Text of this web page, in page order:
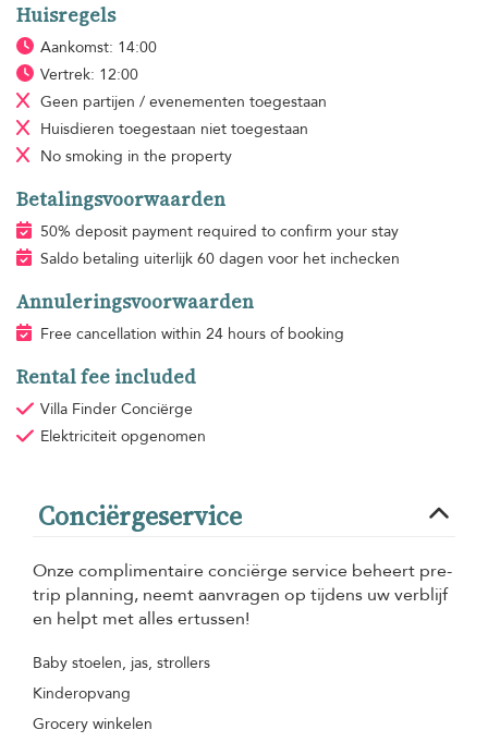
Huisregels
Aankomst: 14:00
Vertrek: 12:00
Geen partijen / evenementen toegestaan
Huisdieren toegestaan niet toegestaan
No smoking in the property
Betalingsvoorwaarden
50% deposit payment required to confirm your stay
Saldo betaling uiterlijk 60 dagen voor het inchecken
Annuleringsvoorwaarden
Free cancellation within 24 hours of booking
Rental fee included
Villa Finder Conciërge
Elektriciteit opgenomen
Conciërgeservice
Onze complimentaire conciërge service beheert pre-
trip planning, neemt aanvragen op tijdens uw verblijf
en helpt met alles ertussen!
Baby stoelen, jas, strollers
Kinderopvang
Grocery winkelen